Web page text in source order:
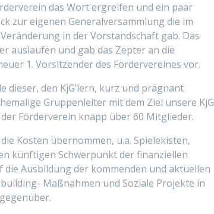
das Wort ergreifen und ein paar
zur eigenen Generalversammlung die im
in der Vorstandschaft gab. Das
auslaufen und gab das Zepter an die
1. Vorsitzender des Fördervereines vor.
dieser, den KjG’lern, kurz und prägnant
Gruppenleiter mit dem Ziel unsere KjG
Förderverein knapp über 60 Mitglieder.
Kosten übernommen, u.a. Spielekisten,
künftigen Schwerpunkt der finanziellen
Ausbildung der kommenden und aktuellen
Maßnahmen und Soziale Projekte in